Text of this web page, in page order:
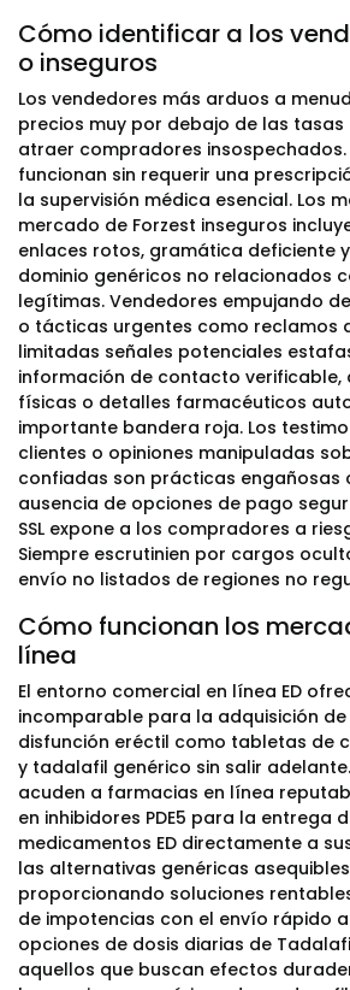
Cómo identificar a los
o inseguros
Los vendedores más arduos a
precios muy por debajo de las
atraer compradores
funcionan sin requerir una
la supervisión médica esencial. Los
mercado de Forzest inseguros
enlaces rotos, gramática deficiente
dominio genéricos no relacionados
legítimas. Vendedores empujando
o tácticas urgentes como reclamos
limitadas señales potenciales
información de contacto verificable,
físicas o detalles farmacéuticos
importante bandera roja. Los
clientes o opiniones manipuladas
confiadas son prácticas engañosas
ausencia de opciones de pago
SSL expone a los compradores a
Siempre escrutinien por cargos
envío no listados de regiones no
Cómo funcionan los
línea
El entorno comercial en línea ED
incomparable para la adquisición
disfunción eréctil como tabletas de
y tadalafil genérico sin salir
acuden a farmacias en línea
en inhibidores PDE5 para la entrega
medicamentos ED directamente a
las alternativas genéricas
proporcionando soluciones
de impotencias con el envío rápido a
opciones de dosis diarias de
aquellos que buscan efectos